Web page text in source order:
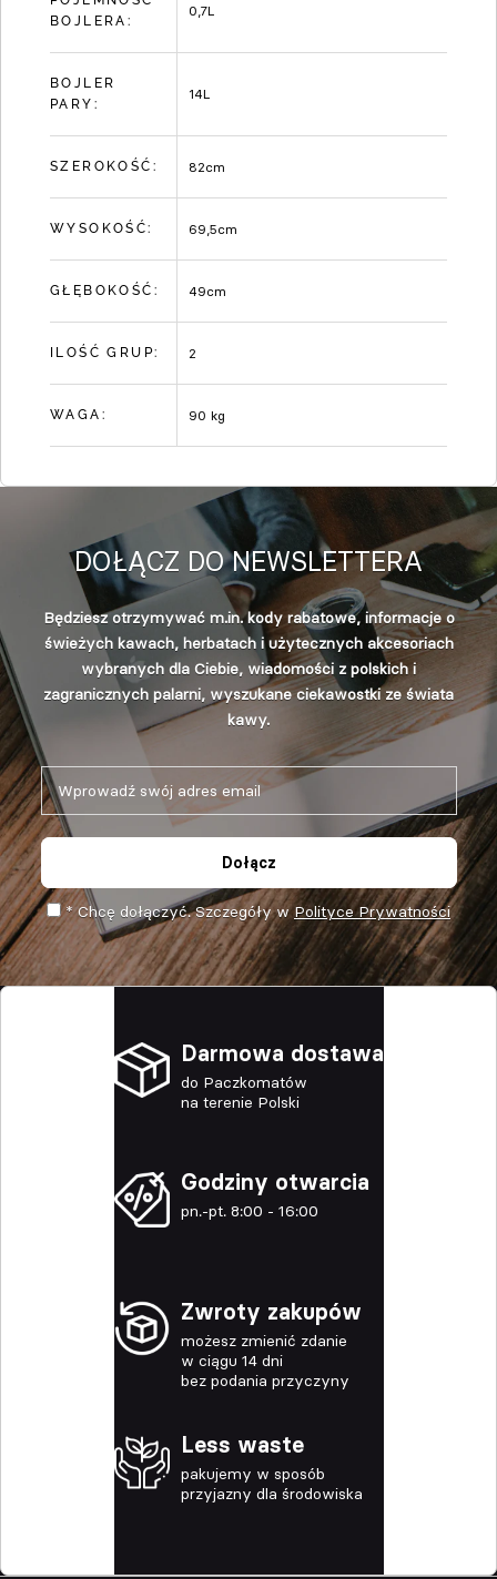
BOJLERA:
0,7L
BOJLER
PARY:
14L
SZEROKOŚĆ: 82cm
WYSOKOŚĆ: 69,5cm
GŁĘBOKOŚĆ: 49cm
ILOŚĆ GRUP: 2
WAGA: 90 kg
DOŁĄCZ DO NEWSLETTERA
Będziesz otrzymywać m.in. kody rabatowe, informacje o
świeżych kawach, herbatach i użytecznych akcesoriach
wybranych dla Ciebie, wiadomości z polskich i
zagranicznych palarni, wyszukane ciekawostki ze świata
kawy.
Dołącz
* Chcę dołączyć. Szczegóły wPolityce Prywatności
Darmowa dostawa
do Paczkomatów
na terenie Polski
Godziny otwarcia
pn.-pt. 8:00 - 16:00
Zwroty zakupów
możesz zmienić zdanie
w ciągu 14 dni
bez podania przyczyny
Less waste
pakujemy w sposób
przyjazny dla środowiska